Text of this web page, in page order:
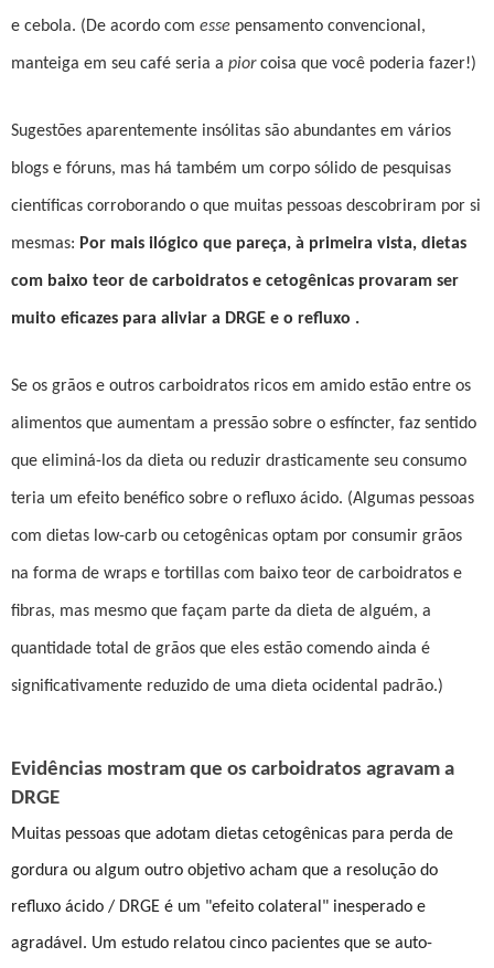
e cebola. (De acordo com esse pensamento convencional,
manteiga em seu café seria a piorcoisa que você poderia fazer!)
Sugestões aparentemente insólitas são abundantes em vários
blogs e fóruns, mas há também um corpo sólido de pesquisas
científicas corroborando o que muitas pessoas descobriram por si
mesmas: Por mais ilógico que pareça, à primeira vista, dietas
com baixo teor de carboidratos e cetogênicas provaram ser
muito eficazes para aliviar a DRGE e o refluxo .
Se os grãos e outros carboidratos ricos em amido estão entre os
alimentos que aumentam a pressão sobre o esfíncter, faz sentido
que eliminá-los da dieta ou reduzir drasticamente seu consumo
teria um efeito benéfico sobre o refluxo ácido. (Algumas pessoas
com dietas low-carb ou cetogênicas optam por consumir grãos
na forma de wraps e tortillas com baixo teor de carboidratos e
fibras, mas mesmo que façam parte da dieta de alguém, a
quantidade total de grãos que eles estão comendo ainda é
significativamente reduzido de uma dieta ocidental padrão.)
Evidências mostram que os carboidratos agravam a
DRGE
Muitas pessoas que adotam dietas cetogênicas para perda de
gordura ou algum outro objetivo acham que a resolução do
refluxo ácido / DRGE é um "efeito colateral" inesperado e
agradável. Um estudo relatou cinco pacientes que se auto-